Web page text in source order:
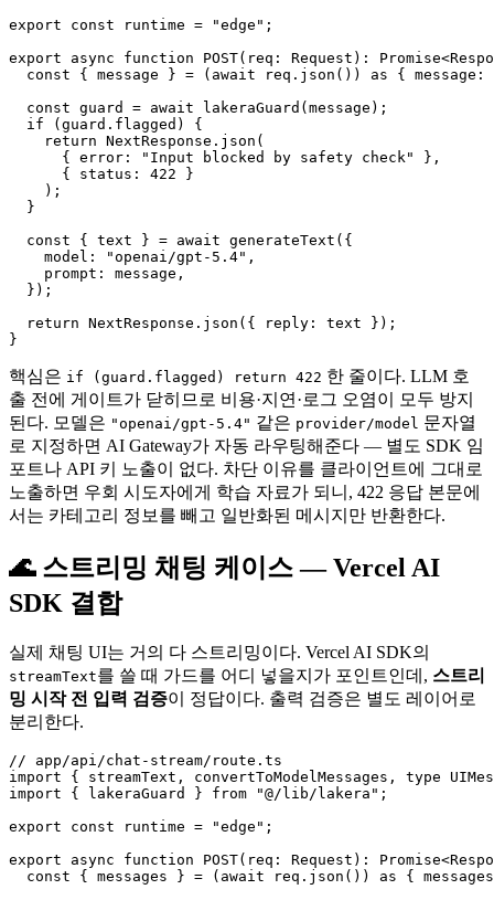
export const runtime = "edge";
export async function POST(req: Request):
const { message } = (await req.json()) as { message:
  const guard = await lakeraGuard(message);
  if (guard.flagged) {
    return NextResponse.json(
      { error: "Input blocked by safety check" },
      { status: 422 }
    );
  }
  const { text } = await generateText({
    model: "openai/gpt-5.4",
    prompt: message,
  });
  return NextResponse.json({ reply: text });
핵심은 if (guard.flagged) return 422 한 줄이다. LLM 호
출 전에 게이트가 닫히므로 비용·지연·로그 오염이 모두 방지
된다. 모델은 "openai/gpt-5.4" 같은 provider/model 문자열
로 지정하면 AI Gateway가 자동 라우팅해준다 — 별도 SDK 임
포트나 API 키 노출이 없다. 차단 이유를 클라이언트에 그대로
노출하면 우회 시도자에게 학습 자료가 되니, 422 응답 본문에
서는 카테고리 정보를 빼고 일반화된 메시지만 반환한다.
🌊 스트리밍 채팅 케이스 — Vercel AI
SDK 결합
실제 채팅 UI는 거의 다 스트리밍이다. Vercel AI SDK의
streamText를 쓸 때 가드를 어디 넣을지가 포인트인데, 스트리
밍 시작 전 입력 검증이 정답이다. 출력 검증은 별도 레이어로
분리한다.
// app/api/chat-stream/route.ts
import { streamText, convertToModelMessages, type
import { lakeraGuard } from "@/lib/lakera";
export const runtime = "edge";
export async function POST(req: Request):
const { messages } = (await req.json()) as {